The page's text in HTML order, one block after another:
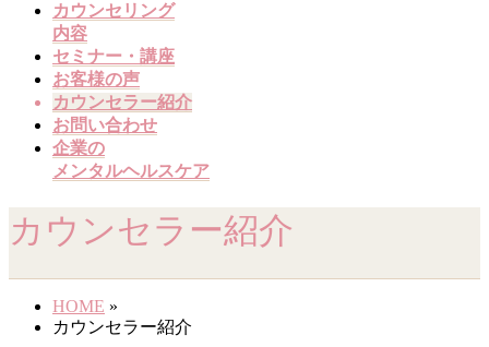
カウンセリング
内容
セミナー・講座
お客様の声
カウンセラー紹介
お問い合わせ
企業の
メンタルヘルスケア
カウンセラー紹介
HOME »
カウンセラー紹介